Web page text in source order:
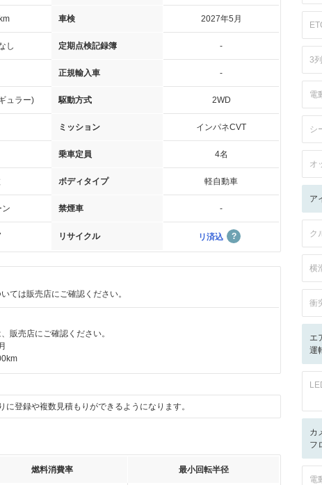
車検 2027年5月
し 定期点検記録簿 -
正規輸入車 -
ュラー) 駆動方式 2WD
ミッション インパネCVT
乗車定員 4名
ボディタイプ 軽自動車
ン 禁煙車 -
リサイクル リ済込
ては販売店にご確認ください。
販売店にご確認ください。
に登録や複数見積もりができるようになります。
燃料消費率 最小回転半径
3
電
シ
オ
ア
ク
横
衝
エ
運
カ
フ
電